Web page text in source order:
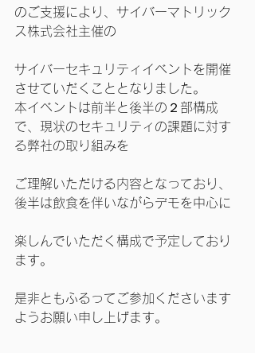
のご支援により、サイバーマトリック
ス株式会社主催の
サイバーセキュリティイベントを開催
させていだくこととなりました。
本イベントは前半と後半の２部構成
で、現状のセキュリティの課題に対す
る弊社の取り組みを
ご理解いただける内容となっており、
後半は飲食を伴いながらデモを中心に
楽しんでいただく構成で予定しており
ます。
是非ともふるってご参加くださいます
ようお願い申し上げます。